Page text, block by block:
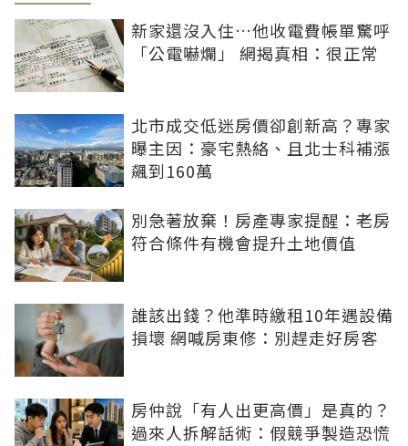
新家還沒入住…他收電費帳單驚呼
「公電嚇爛」 網揭真相：很正常
北市成交低迷房價卻創新高？專家
曝主因：豪宅熱絡、且北士科補漲
飆到160萬
別急著放棄！房產專家提醒：老房
符合條件有機會提升土地價值
誰該出錢？他準時繳租10年遇設備
損壞 網喊房東修：別趕走好房客
房仲說「有人出更高價」是真的？
過來人拆解話術：假競爭製造恐慌